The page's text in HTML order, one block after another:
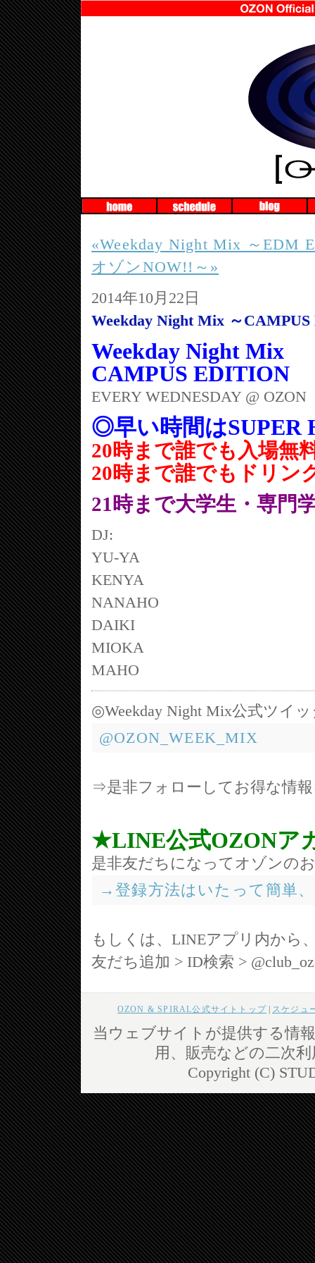
«Weekday Night Mix ～EDM
オゾンNOW!!～»
2014年10月22日
Weekday Night Mix ～
Weekday Night Mix
CAMPUS EDITION
EVERY WEDNESDAY @ OZON
◎早い時間は
20時まで誰でも入場無
20時まで誰でもドリン
21時まで大学生・専門
DJ:
YU-YA
KENYA
NANAHO
DAIKI
MIOKA
MAHO
◎Weekday Night Mix公式ツイ
@OZON_WEEK_MIX
⇒是非フォローしてお得な情
★LINE公式OZONア
是非友だちになってオゾンの
→登録方法はいたって簡単
もしくは、LINEアプリ内から
友だち追加 > ID検索 >
OZON & SPIRAL公式サイトトップ スケジュ
当ウェブサイトが提供する情
用、販売などの二次
Copyright (C)